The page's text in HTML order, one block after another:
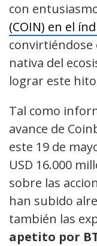
con
(COIN) en el
nativa del
lograr este
Tal como
avance de
este 19 de
USD 16.000
sobre las
han subido
también las
apetito por